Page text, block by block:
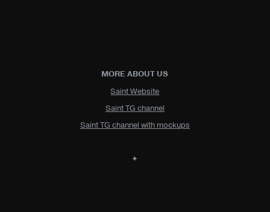
MORE ABOUT US
Saint Website
Saint TG channel
Saint TG channel with mockups
✦